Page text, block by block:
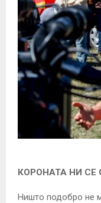
КОРОНАТА НИ СЕ
Ништо подобро не